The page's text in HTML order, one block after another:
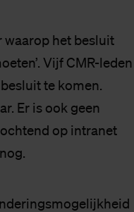
waarop het besluit
Vijf CMR-leden
te komen.
Er is ook geen
op intranet